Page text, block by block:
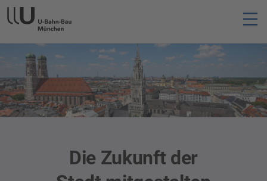
Die Zukunft der